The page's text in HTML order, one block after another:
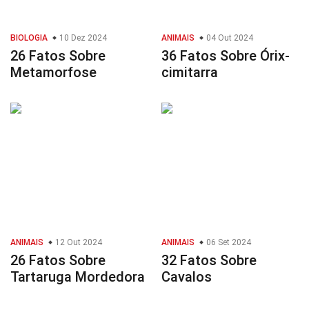
BIOLOGIA 10 Dez 2024
26 Fatos Sobre
Metamorfose
ANIMAIS 04 Out 2024
36 Fatos Sobre Órix-
cimitarra
ANIMAIS 12 Out 2024
26 Fatos Sobre
Tartaruga Mordedora
ANIMAIS 06 Set 2024
32 Fatos Sobre
Cavalos